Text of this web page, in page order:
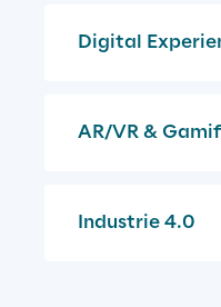
Digital
AR/VR &
Industrie 4.0